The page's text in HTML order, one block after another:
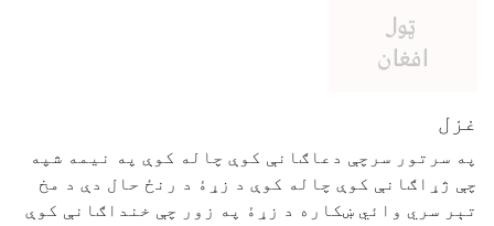
غزل
په سرتور سرچې دعاګانې کوې چاله کوې په نيمه شپه
چې ژړاګانې کوې چاله کوې د زړۀ د رنځ حال دې د مخ
تېر سري وائي ښکاره د زړۀ په زور چې خنداګانې کوې